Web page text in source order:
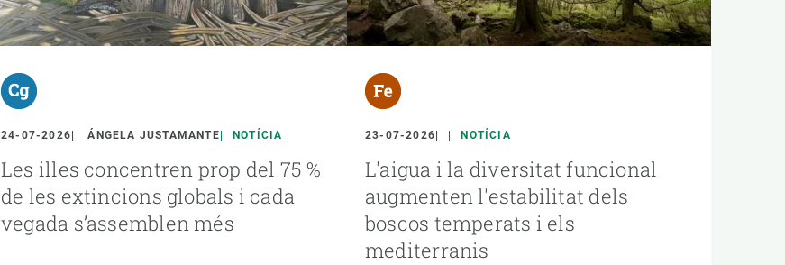
24-07-2026 ÁNGELA JUSTAMANTE NOTÍCIA
Les illes concentren prop del 75 %
de les extincions globals i cada
vegada s’assemblen més
23-07-2026 NOTÍCIA
L'aigua i la diversitat funcional
augmenten l'estabilitat dels
boscos temperats i els
mediterranis